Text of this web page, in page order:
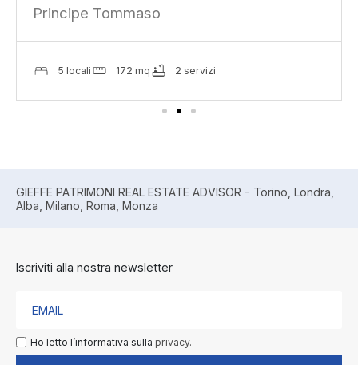
Principe Tommaso
5 locali 172 mq 2 servizi
GIEFFE PATRIMONI REAL ESTATE ADVISOR - Torino, Londra,
Alba, Milano, Roma, Monza
Iscriviti alla nostra newsletter
Ho letto l’informativa sulla privacy.